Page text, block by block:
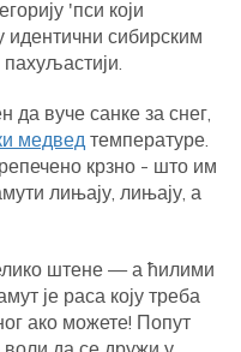
'пси који
идентични сибирским
да вуче санке за снег,
медвед температуре.
крзно - што им
лињају, лињају, а
штене — а ћилими
је раса коју треба
ако можете! Попут